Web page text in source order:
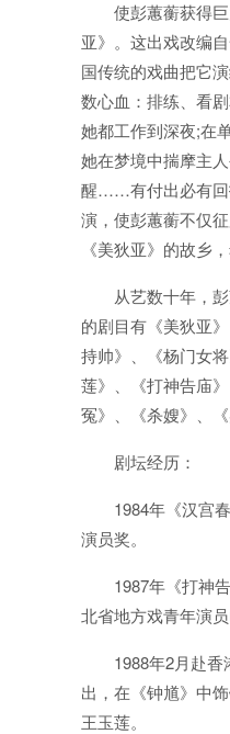
使彭蕙蘅获得
亚》。这出戏改编
国传统的戏曲把它
数心血：排练、看
她都工作到深夜;在
她在梦境中揣摩主
醒……有付出必有回
演，使彭蕙蘅不仅
《美狄亚》的故乡
从艺数十年，
的剧目有《美狄亚
持帅》、《杨门女
莲》、《打神告庙
冤》、《杀嫂》、《
剧坛经历：
1984年《汉宫
演员奖。
1987年《打神
北省地方戏青年演员
1988年2月赴
出，在《钟馗》中
王玉莲。